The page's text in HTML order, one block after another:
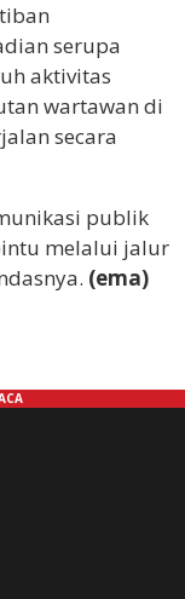
serupa
aktivitas
wartawan di
secara
publik
melalui jalur
(ema)